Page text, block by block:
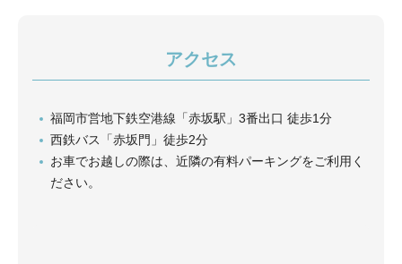
アクセス
福岡市営地下鉄空港線「赤坂駅」3番出口 徒歩1分
西鉄バス「赤坂門」徒歩2分
お車でお越しの際は、近隣の有料パーキングをご利用く
ださい。